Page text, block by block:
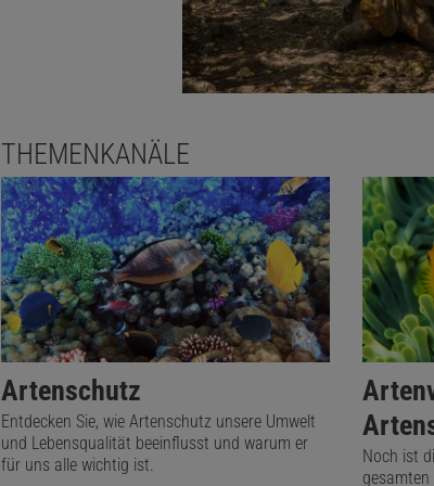
THEMENKANÄLE
Artenschutz
Entdecken Sie, wie Artenschutz unsere Umwelt
und Lebensqualität beeinflusst und warum er
für uns alle wichtig ist.
Noch ist